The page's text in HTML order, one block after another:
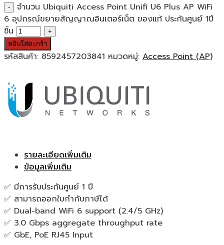
จำนวน Ubiquiti Access Point Unifi U6 Plus AP WiFi
6 อุปกรณ์ขยายสัญญาณอินเตอร์เน็ต ของแท้ ประกันศูนย์ 1ปี
ชิ้น
หยิบใส่ตะกร้า
รหัสสินค้า: 8592457203841 หมวดหมู่: Access Point (AP)
รายละเอียดเพิ่มเติม
ข้อมูลเพิ่มเติม
✅ มีการรับประกันศูนย์ 1 ปี
✅ สามารถออกใบกำกับภาษีได้
✅ Dual-band WiFi 6 support (2.4/5 GHz)
✅ 3.0 Gbps aggregate throughput rate
✅ GbE, PoE RJ45 Input